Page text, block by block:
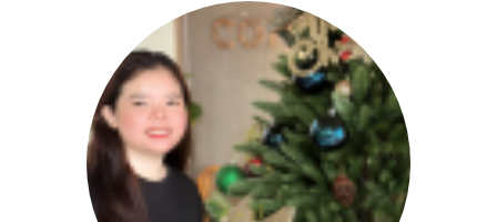
X8 Sandbox Mod VIP Kho Game Hỗ Trợ Đa Dạng – Tương Thích
Nhiều Thể Loại
Mở Khóa Toàn Bộ Vật Phẩm Trong Game – Chơi
Không Giới Hạn
Phiên bản Mod VIP cho phép mở khóa vật phẩm trong nhiều trò